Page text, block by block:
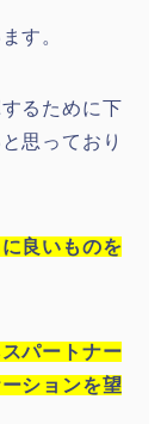
す。
るために下
思っており
良いものを
パートナー
ションを望